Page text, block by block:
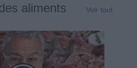
aliments Voir tout